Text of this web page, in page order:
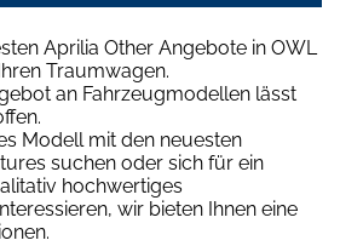
Aprilia Other Angebote in OWL
Traumwagen.
an Fahrzeugmodellen lässt
Modell mit den neuesten
suchen oder sich für ein
hochwertiges
wir bieten Ihnen eine